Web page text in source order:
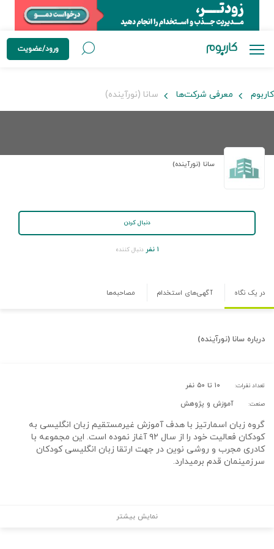
ورود/عضویت
کاربوم معرفی شرکت‌ها سانا (نورآینده)
سانا (نورآینده)
دنبال کردن
۱ نفر دنبال کننده
در یک نگاه آگهی‌های استخدام مصاحبه‌ها
درباره سانا (نورآینده)
تعداد نفرات: ۱۰ تا ۵۰ نفر
صنعت: آموزش و پژوهش
گروه زبان اسمارتیز با هدف آموزش غیرمستقیم زبان انگلیسی به
کودکان فعالیت خود را از سال ۹۲ آغاز نموده است. این مجموعه با
کادری مجرب و روشی نوین در جهت ارتقا زبان انگلیسی کودکان
سرزمینمان قدم برمیدارد.
نمایش بیشتر